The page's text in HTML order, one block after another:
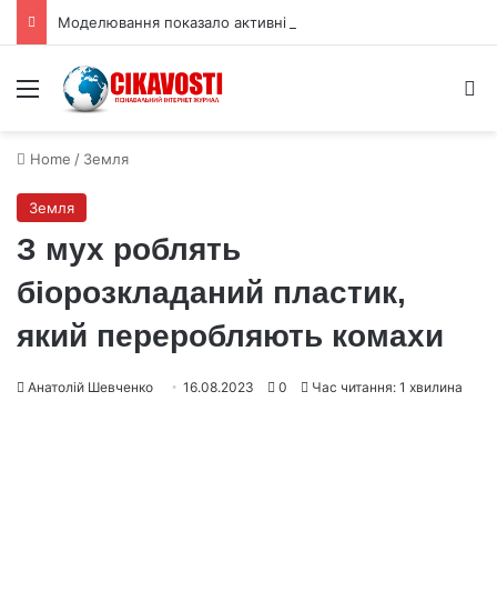
Menu
Home / Земля
Земля
З мух роблять
біорозкладаний пластик,
який переробляють комахи
Анатолій Шевченко 16.08.2023 0 Час читання: 1 хвилина